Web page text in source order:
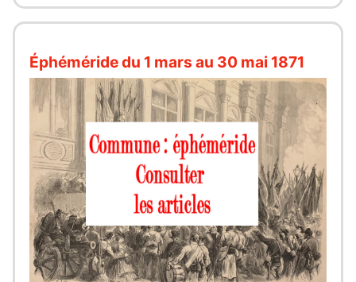
Éphéméride du 1 mars au 30 mai 1871